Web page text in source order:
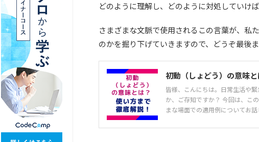
どのように理解し、どのように対処していけ
さまざまな文脈で使用されるこの言葉が、私
のかを掘り下げていきますので、どうぞ最後
初動（しょどう）の意味
皆様、こんにちは。日常生活や
か、ご存知ですか？ 今回は、こ
まな場面での適用例についてお